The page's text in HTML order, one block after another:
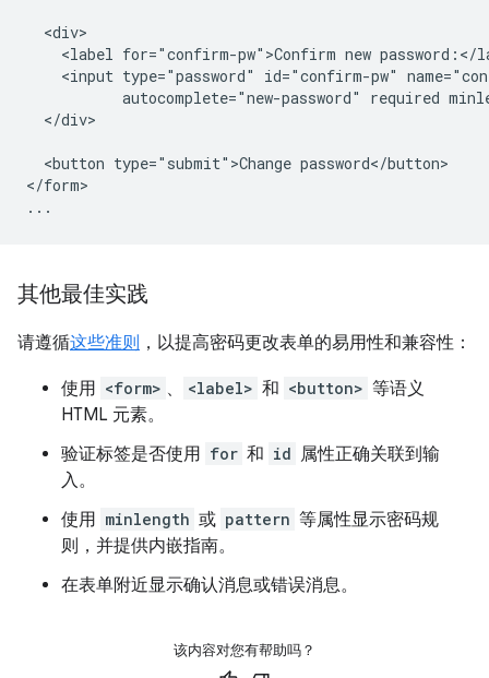
  <div>
<label for="confirm-pw">Confirm new password:</
<input type="password" id="confirm-pw"
autocomplete="new-password" required
  </div>
  <button type="submit">Change password</button>
</form>
其他最佳实践
请遵循这些准则 ，以提高密码更改表单的易用性和兼容性：
使用 <form> 、 <label> 和 <button> 等语义
HTML 元素。
验证标签是否使用 for 和 id 属性正确关联到输
入。
使用 minlength 或 pattern 等属性显示密码规
则，并提供内嵌指南。
在表单附近显示确认消息或错误消息。
该内容对您有帮助吗？